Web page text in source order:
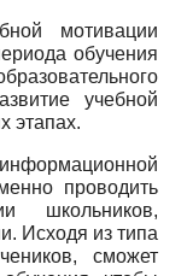
мотивации
обучения
учебной
этапах.
проводить
школьников,
Исходя из типа
сможет